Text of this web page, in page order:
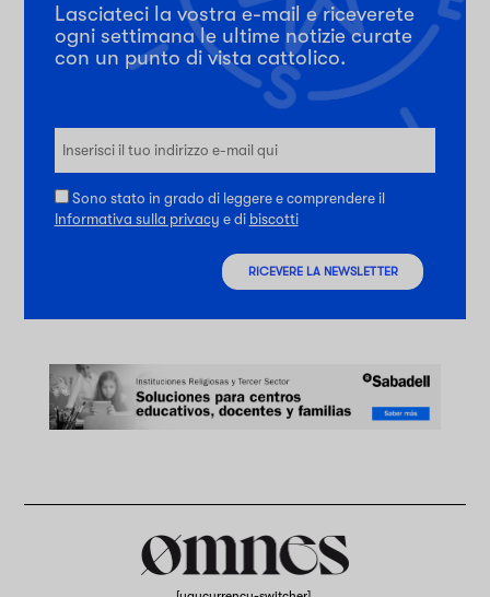
Lasciateci la vostra e-mail e riceverete
ogni settimana le ultime notizie curate
con un punto di vista cattolico.
Sono stato in grado di leggere e comprendere il
Informativa sulla privacy e di biscotti
RICEVERE LA NEWSLETTER